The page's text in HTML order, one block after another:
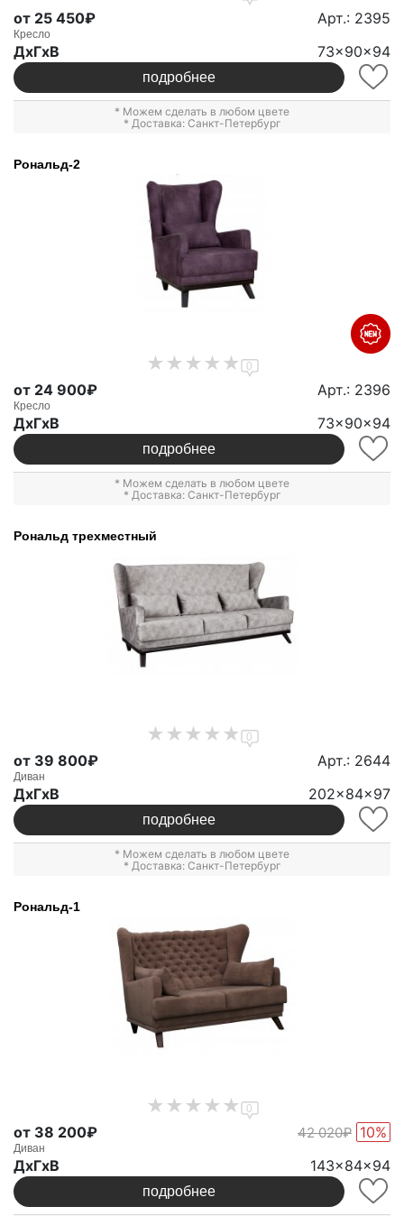
от 25 450₽ Арт.: 2395
Кресло
ДxГxВ 73x90x94
подробнее
* Можем сделать в любом цвете
* Доставка: Санкт-Петербург
Рональд-2
0
от 24 900₽ Арт.: 2396
Кресло
ДxГxВ 73x90x94
подробнее
* Можем сделать в любом цвете
* Доставка: Санкт-Петербург
Рональд трехместный
0
от 39 800₽ Арт.: 2644
Диван
ДxГxВ 202x84x97
подробнее
* Можем сделать в любом цвете
* Доставка: Санкт-Петербург
Рональд-1
0
от 38 200₽ 42 020₽ 10%
Диван
ДxГxВ 143x84x94
подробнее